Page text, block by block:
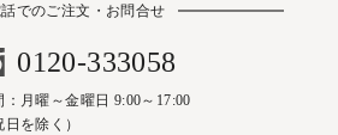
でのご注文・お問合せ
0120-333058
：月曜～金曜日 9:00～17:00
日を除く）